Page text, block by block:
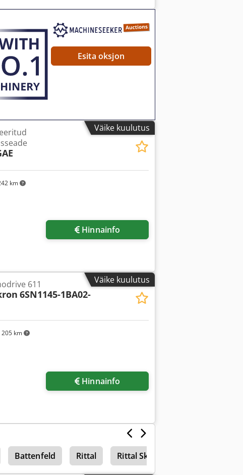
Esita oksjon
Väike kuulutus
km
Hinnainfo
Väike kuulutus
km
611
6SN1145-1BA02-
Hinnainfo
Battenfeld Rittal Rittal Sk 3293